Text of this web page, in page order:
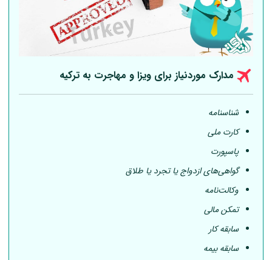
مدارک موردنیاز برای ویزا و مهاجرت به ترکیه
شناسنامه
کارت ملی
پاسپورت
گواهی‌های ازدواج یا تجرد یا طلاق
وکالت‌نامه
تمکن مالی
سابقه کار
سابقه بیمه